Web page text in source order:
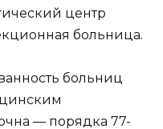
центр
больница.
больниц
— порядка 77-